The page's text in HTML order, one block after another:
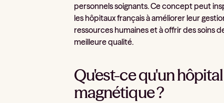
personnels soignants. Ce concept peut
les hôpitaux français à améliorer leur
ressources humaines et à offrir des soins
meilleure qualité.
Qu'est-ce qu'un hôpital
magnétique ?